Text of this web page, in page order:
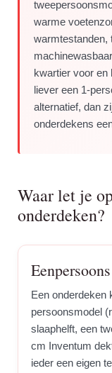
warme
warmtestanden,
kwartier voor en
liever een 1-
alternatief, dan
onderdekens
Waar let je
onderdeken?
Een onderdeken
persoonsmodel
slaaphelft, een
cm Inventum
ieder een eigen